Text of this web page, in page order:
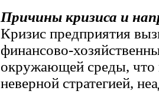
Причины кризиса и
Кризис предприятия
финансово-
окружающей среды, что
неверной стратегией,